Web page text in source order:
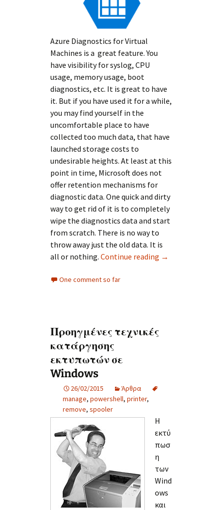
Azure Diagnostics for Virtual
Machines is a great feature. You
have visibility for syslog, CPU
usage, memory usage, boot
diagnostics, etc. It is great to have
it. But if you have used it for a while,
you may find yourself in the
uncomfortable place to have
collected too much data, that have
launched storage costs to
undesirable heights. At least at this
point in time, Microsoft does not
offer retention mechanisms for
diagnostic data. One quick and dirty
way to get rid of it is to completely
wipe the diagnostics data and start
from scratch. There is no way to
throw away just the old data. It is
all or nothing.Continue reading Cleanup Azure
→
One comment so far
Προηγμένες τεχνικές
κατάργησης
εκτυπωτών σε
Windows
26/02/2015
Άρθρα
manage, powershell, printer,
remove, spooler
Η
εκτύ
πωσ
η
των
Wind
ows
και